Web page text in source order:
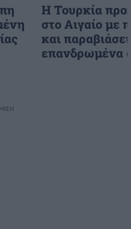
Η Τουρκία
στο Αιγαίο με
και
επανδρωμένα